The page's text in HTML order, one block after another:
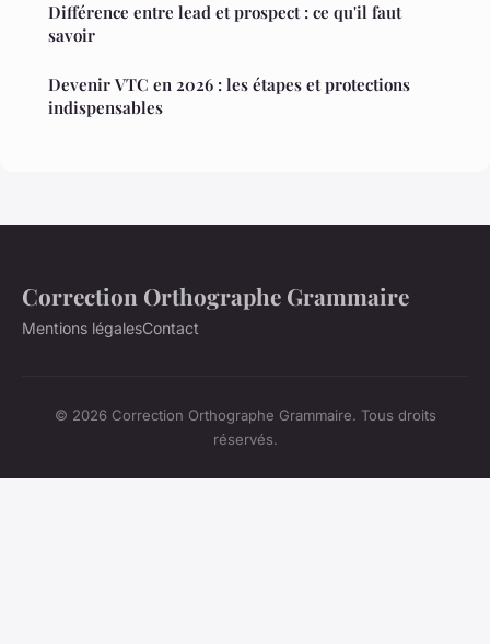
Différence entre lead et prospect : ce qu'il faut
savoir
Devenir VTC en 2026 : les étapes et protections
indispensables
Correction Orthographe Grammaire
Mentions légalesContact
© 2026 Correction Orthographe Grammaire. Tous droits
réservés.